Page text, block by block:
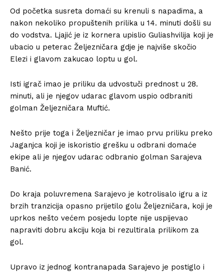
Od početka susreta domaći su krenuli s napadima, a
nakon nekoliko propuštenih prilika u 14. minuti došli su
do vodstva. Ljajić je iz kornera upislio Guliashvilija koji je
ubacio u peterac Željezničara gdje je najviše skočio
Elezi i glavom zakucao loptu u gol.
Isti igrač imao je priliku da udvostuči prednost u 28.
minuti, ali je njegov udarac glavom uspio odbraniti
golman Željezničara Muftić.
Nešto prije toga i Željezničar je imao prvu priliku preko
Jaganjca koji je iskoristio grešku u odbrani domaće
ekipe ali je njegov udarac odbranio golman Sarajeva
Banić.
Do kraja poluvremena Sarajevo je kotrolisalo igru a iz
brzih tranzicija opasno prijetilo golu Željezničara, koji je
uprkos nešto većem posjedu lopte nije uspijevao
napraviti dobru akciju koja bi rezultirala prilikom za
gol.
Upravo iz jednog kontranapada Sarajevo je postiglo i